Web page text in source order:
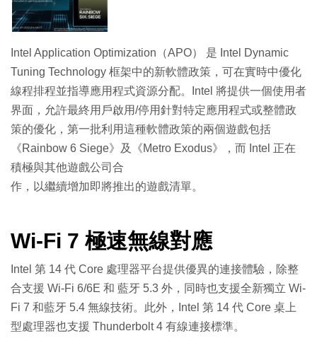
Intel Application Optimization（APO） 是 Intel Dynamic
Tuning Technology 框架中的新軟體政策，可在實時中優化
線程排程並指導應用程式資源分配。Intel 將提供一個使用者
界面，允許最終用戶啟用/停用針對特定應用程式或整體政
策的優化，第一批利用這種軟體政策的兩個遊戲包括
《Rainbow 6 Siege》及《Metro Exodus》，而 Intel 正在
積極與其他遊戲公司合
作，以繼續增加即將推出的遊戲清單。
Wi-Fi 7 極速無線對應
Intel 第 14 代 Core 處理器平台提供優異的連接體驗，除整
合支援 Wi-Fi 6/6E 和 藍牙 5.3 外，同時也支援全新獨立 Wi-
Fi 7 和藍牙 5.4 無線技術。此外，Intel 第 14 代 Core 桌上
型處理器也支援 Thunderbolt 4 有線連接標準。